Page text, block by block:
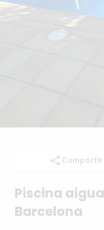
Compartir
Piscina aigua
Barcelona